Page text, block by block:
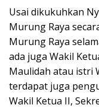
Usai dikukuhkan
Murung Raya
Murung Raya
ada juga Wakil
Maulidah atau istri
terdapat juga
Wakil Ketua II,